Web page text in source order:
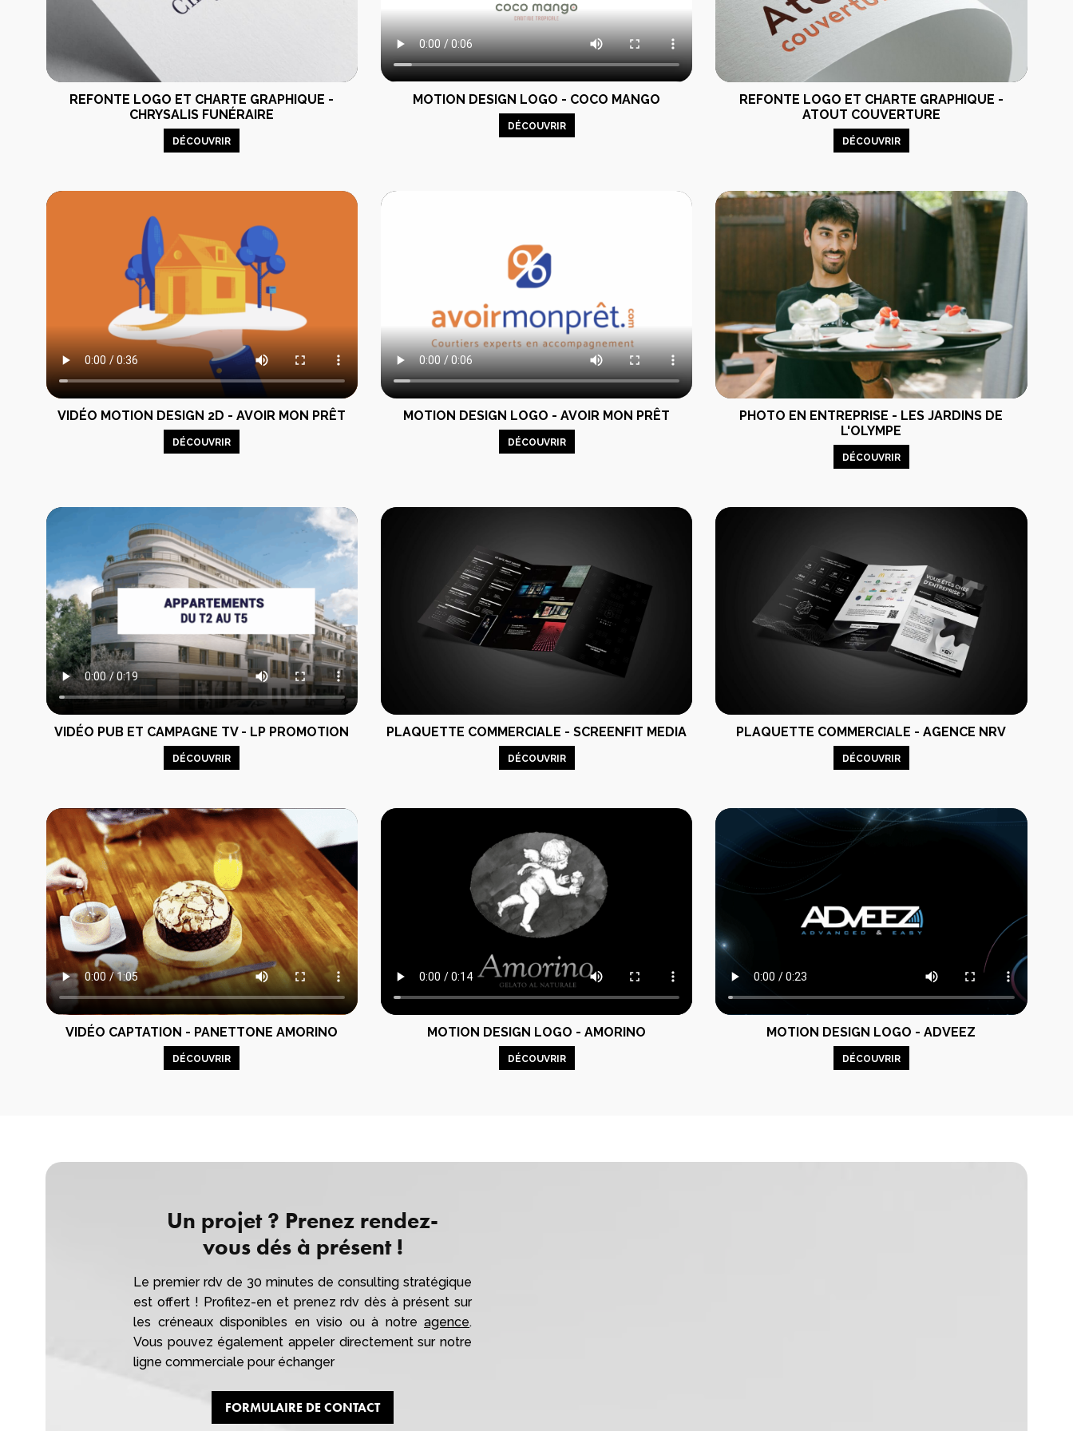
REFONTE LOGO ET CHARTE GRAPHIQUE -
CHRYSALIS FUNÉRAIRE
DÉCOUVRIR
MOTION DESIGN LOGO - COCO MANGO
DÉCOUVRIR
REFONTE LOGO ET CHARTE GRAPHIQUE -
ATOUT COUVERTURE
DÉCOUVRIR
VIDÉO MOTION DESIGN 2D - AVOIR MON PRÊT
DÉCOUVRIR
MOTION DESIGN LOGO - AVOIR MON PRÊT
DÉCOUVRIR
PHOTO EN ENTREPRISE - LES JARDINS DE
L'OLYMPE
DÉCOUVRIR
VIDÉO PUB ET CAMPAGNE TV - LP PROMOTION
DÉCOUVRIR
PLAQUETTE COMMERCIALE - SCREENFIT MEDIA
DÉCOUVRIR
PLAQUETTE COMMERCIALE - AGENCE NRV
DÉCOUVRIR
VIDÉO CAPTATION - PANETTONE AMORINO
DÉCOUVRIR
MOTION DESIGN LOGO - AMORINO
DÉCOUVRIR
MOTION DESIGN LOGO - ADVEEZ
DÉCOUVRIR
Un projet ? Prenez rendez-
vous dés à présent !
Le premier rdv de 30 minutes de consulting stratégique
est offert ! Profitez-en et prenez rdv dès à présent sur
les créneaux disponibles en visio ou à notreagence.
Vous pouvez également appeler directement sur notre
ligne commerciale pour échanger
FORMULAIRE DE CONTACT